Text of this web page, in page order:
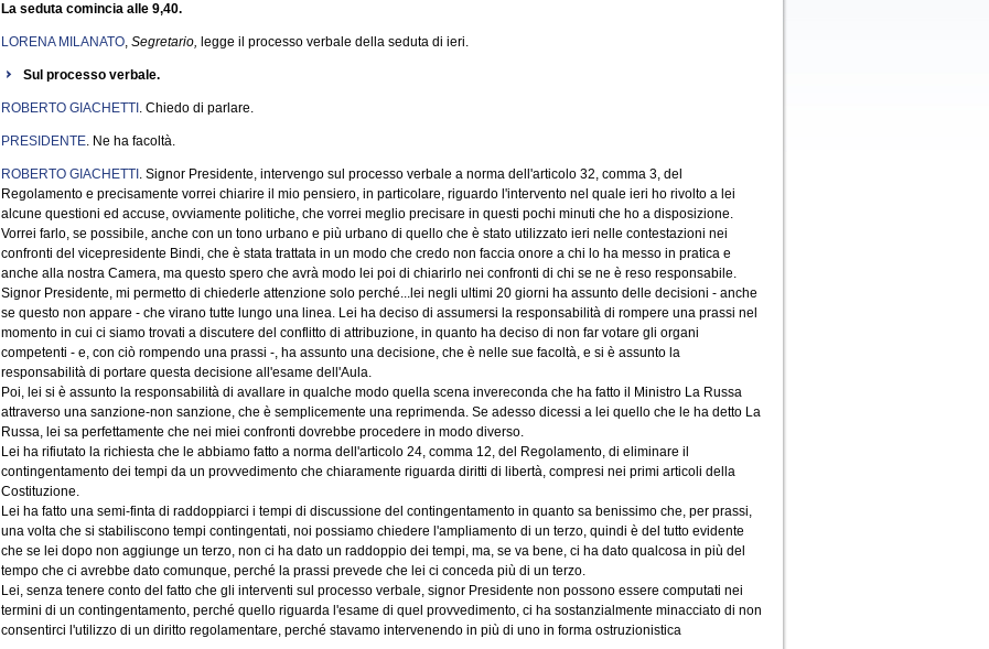
La seduta comincia alle 9,40.
LORENA MILANATO, Segretario, legge il processo verbale della seduta di ieri.
Sul processo verbale.
ROBERTO GIACHETTI . Chiedo di parlare.
PRESIDENTE. Ne ha facoltà.
ROBERTO GIACHETTI . Signor Presidente, intervengo sul processo verbale a norma dell'articolo 32, comma 3, del
Regolamento e precisamente vorrei chiarire il mio pensiero, in particolare, riguardo l'intervento nel quale ieri ho rivolto a lei
alcune questioni ed accuse, ovviamente politiche, che vorrei meglio precisare in questi pochi minuti che ho a disposizione.
Vorrei farlo, se possibile, anche con un tono urbano e più urbano di quello che è stato utilizzato ieri nelle contestazioni nei
confronti del vicepresidente Bindi, che è stata trattata in un modo che credo non faccia onore a chi lo ha messo in pratica e
anche alla nostra Camera, ma questo spero che avrà modo lei poi di chiarirlo nei confronti di chi se ne è reso responsabile.
Signor Presidente, mi permetto di chiederle attenzione solo perché...lei negli ultimi 20 giorni ha assunto delle decisioni - anche
se questo non appare - che virano tutte lungo una linea. Lei ha deciso di assumersi la responsabilità di rompere una prassi nel
momento in cui ci siamo trovati a discutere del conflitto di attribuzione, in quanto ha deciso di non far votare gli organi
competenti - e, con ciò rompendo una prassi -, ha assunto una decisione, che è nelle sue facoltà, e si è assunto la
responsabilità di portare questa decisione all'esame dell'Aula.
Poi, lei si è assunto la responsabilità di avallare in qualche modo quella scena invereconda che ha fatto il Ministro La Russa
attraverso una sanzione-non sanzione, che è semplicemente una reprimenda. Se adesso dicessi a lei quello che le ha detto La
Russa, lei sa perfettamente che nei miei confronti dovrebbe procedere in modo diverso.
Lei ha rifiutato la richiesta che le abbiamo fatto a norma dell'articolo 24, comma 12, del Regolamento, di eliminare il
contingentamento dei tempi da un provvedimento che chiaramente riguarda diritti di libertà, compresi nei primi articoli della
Costituzione.
Lei ha fatto una semi-finta di raddoppiarci i tempi di discussione del contingentamento in quanto sa benissimo che, per prassi,
una volta che si stabiliscono tempi contingentati, noi possiamo chiedere l'ampliamento di un terzo, quindi è del tutto evidente
che se lei dopo non aggiunge un terzo, non ci ha dato un raddoppio dei tempi, ma, se va bene, ci ha dato qualcosa in più del
tempo che ci avrebbe dato comunque, perché la prassi prevede che lei ci conceda più di un terzo.
Lei, senza tenere conto del fatto che gli interventi sul processo verbale, signor Presidente non possono essere computati nei
termini di un contingentamento, perché quello riguarda l'esame di quel provvedimento, ci ha sostanzialmente minacciato di non
consentirci l'utilizzo di un diritto regolamentare, perché stavamo intervenendo in più di uno in forma ostruzionistica